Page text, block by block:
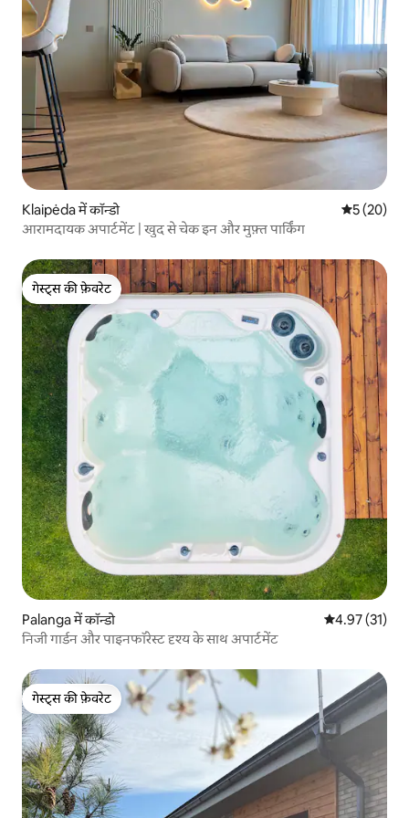
Klaipėda में कॉन्डो औसत रेटिंग
5 (20)
आरामदायक अपार्टमेंट | खुद से चेक इन और मुफ़्त पार्किंग
गेस्ट्स की फ़ेवरेट
गेस्ट्स की फ़ेवरेट
Palanga में कॉन्डो औसत रेटिंग 5 में
4.97 (31)
निजी गार्डन और पाइनफॉरेस्ट दृश्य के साथ अपार्टमेंट
गेस्ट्स की फ़ेवरेट
गेस्ट्स की फ़ेवरेट